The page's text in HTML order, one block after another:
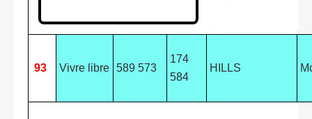
93 Vivre libre 589 573
174
584
HILLS